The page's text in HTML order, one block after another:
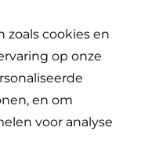
€0,00Plan je reparatie
cookies en
op onze
en om
voor analyse